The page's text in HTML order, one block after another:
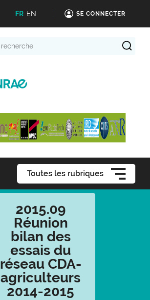
FR EN SE CONNECTER
Toutes les rubriques
2015.09
Réunion
bilan des
essais du
réseau CDA-
agriculteurs
2014-2015